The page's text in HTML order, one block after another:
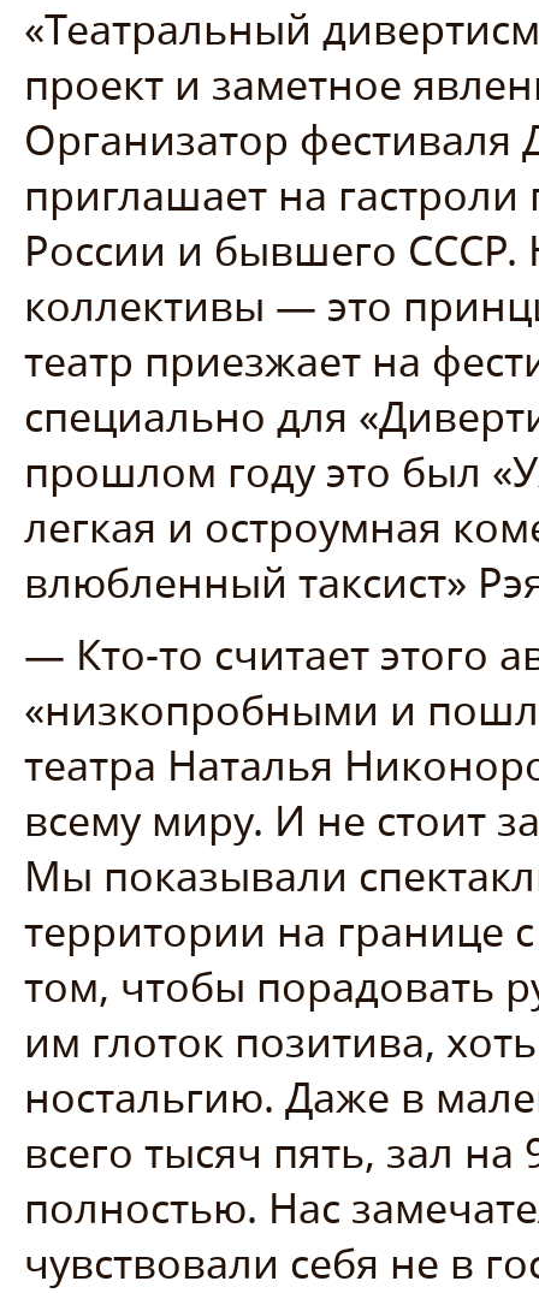
«Театральный
проект и заметное
Организатор фестиваля
приглашает на
России и бывшего СССР.
коллективы — это
театр приезжает на
специально для
прошлом году это был
легкая и остроумная
влюбленный таксист»
— Кто-то считает этого
«низкопробными и
театра Наталья
всему миру. И не стоит
Мы показывали
территории на границе
том, чтобы порадовать
им глоток позитива,
ностальгию. Даже в
всего тысяч пять, зал на
полностью. Нас
чувствовали себя не в